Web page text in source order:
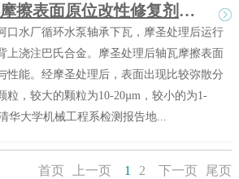
清华大学 摩圣—摩擦表面原位改性修复剂（PBC）作用分析试验报告之一
口水厂循环水泵轴承下瓦，摩圣处理后运行
上浇注巴氏合金。摩圣处理后轴瓦摩擦表面
性能。经摩圣处理后，表面出现比较弥散分
粒，较大的颗粒为10-20µm，较小的为1-
华大学机械工程系检测报告地...
首页 上一页 1 2 下一页 尾页